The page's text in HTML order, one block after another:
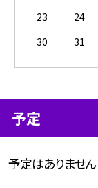
23
24
30
31
予定
予定はありません